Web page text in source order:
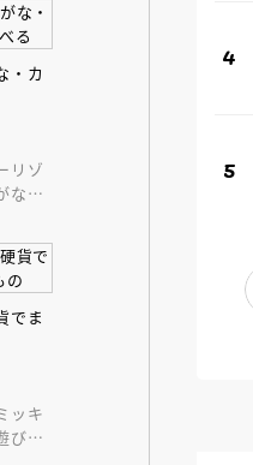
・カ
リゾ
な・
でま
ッキ
びを